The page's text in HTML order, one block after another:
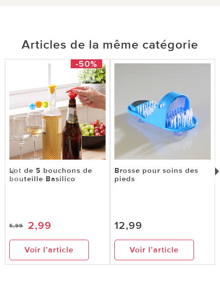
Articles de la même catégorie
-50%
Lot de 5 bouchons de
bouteille Basilico
5,99 2,99
Voir l’article
Brosse pour soins des
pieds
12,99
Voir l’article